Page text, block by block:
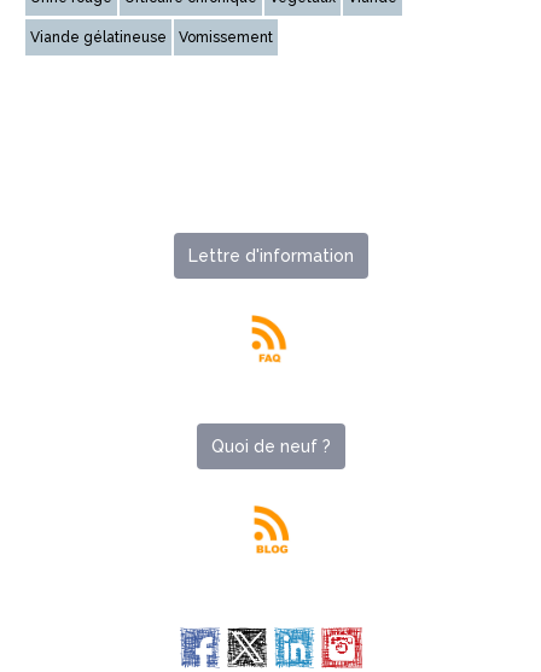
Viande gélatineuse Vomissement
Lettre d'information
Quoi de neuf ?